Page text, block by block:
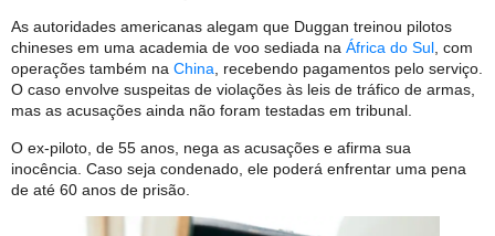
As autoridades americanas alegam que Duggan treinou pilotos
chineses em uma academia de voo sediada na África do Sul, com
operações também na China, recebendo pagamentos pelo serviço.
O caso envolve suspeitas de violações às leis de tráfico de armas,
mas as acusações ainda não foram testadas em tribunal.
O ex-piloto, de 55 anos, nega as acusações e afirma sua
inocência. Caso seja condenado, ele poderá enfrentar uma pena
de até 60 anos de prisão.